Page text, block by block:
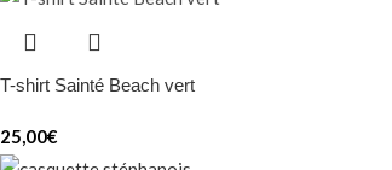
T-shirt Sainté Beach vert
25,00€